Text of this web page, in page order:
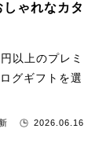
ゃれなカタ
以上のプレミ
グギフトを選
2026.06.16